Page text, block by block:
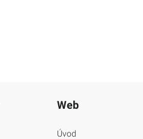
Web
Úvod